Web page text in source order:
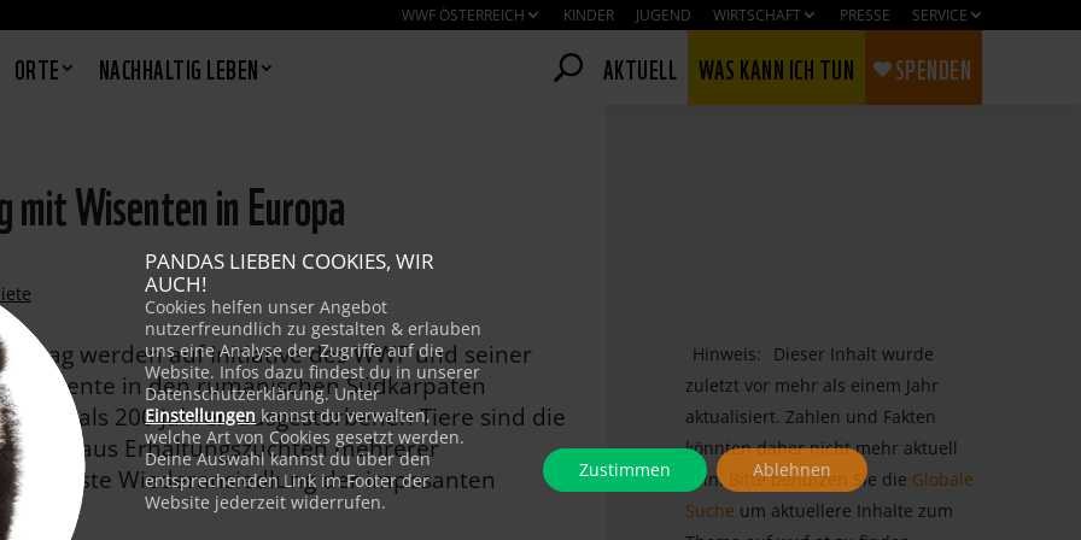
WWF ÖSTERREICH KINDER JUGEND WIRTSCHAFT PRESSE SERVICE
ORTE NACHHALTIG LEBEN AKTUELL WAS KANN ICH TUN SPENDEN
Wisenten in Europa
werden auf Initiative des WWF und seiner
Wisente in den rumänischen Südkarpaten
als 200 Jahren ausgestorbenen Tiere sind die
aus Erhaltungszuchten mehrerer
Wiederansiedlung der imposanten
Hinweis:
Dieser Inhalt wurde
zuletzt vor mehr als einem Jahr
aktualisiert. Zahlen und Fakten
könnten daher nicht mehr aktuell
sein. Bitte benutzen Sie die Globale
Suche um aktuellere Inhalte zum
PANDAS LIEBEN COOKIES, WIR
AUCH!
Cookies helfen unser Angebot
nutzerfreundlich zu gestalten & erlauben
uns eine Analyse der Zugriffe auf die
Website. Infos dazu findest du in unserer
Datenschutzerklärung. Unter
Einstellungen kannst du verwalten,
welche Art von Cookies gesetzt werden.
Deine Auswahl kannst du über den
entsprechenden Link im Footer der
Website jederzeit widerrufen.
Zustimmen Ablehnen